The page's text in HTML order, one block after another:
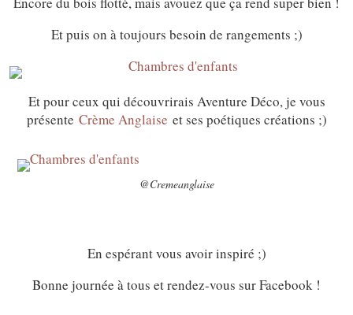
Et puis on à toujours besoin de rangements ;)
Et pour ceux qui découvrirais Aventure Déco, je vous
présente Crème Anglaise et ses poétiques créations ;)
@Cremeanglaise
En espérant vous avoir inspiré ;)
Bonne journée à tous et rendez-vous sur Facebook !